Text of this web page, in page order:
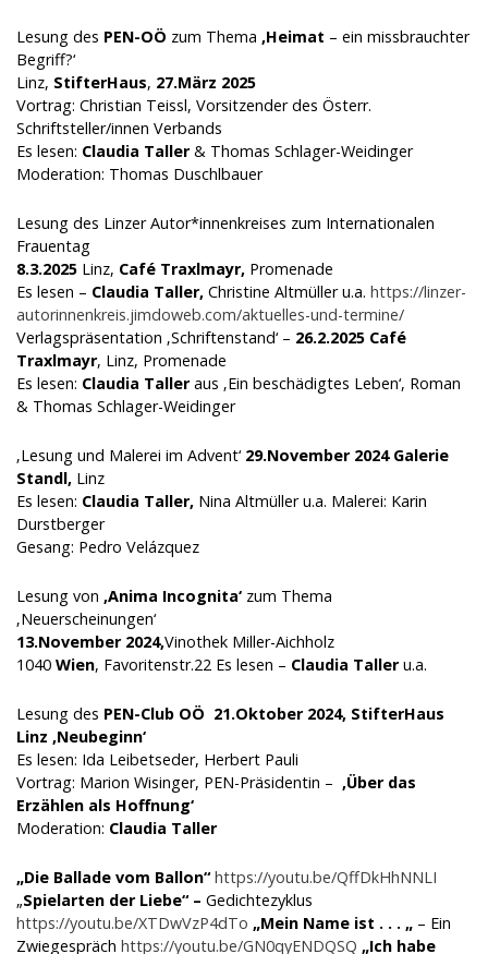
Lesung des PEN-OÖ zum Thema ‚Heimat – ein missbrauchter
Begriff?‘
Linz, StifterHaus, 27.März 2025
Vortrag: Christian Teissl, Vorsitzender des Österr.
Schriftsteller/innen Verbands
Es lesen: Claudia Taller& Thomas Schlager-Weidinger
Moderation: Thomas Duschlbauer
Lesung des Linzer Autor*innenkreises zum Internationalen
Frauentag
8.3.2025 Linz, Café Traxlmayr, Promenade
Es lesen – Claudia Taller, Christine Altmüller u.a. https://linzer-
autorinnenkreis.jimdoweb.com/aktuelles-und-termine/
Verlagspräsentation ‚Schriftenstand‘ – 26.2.2025 Café
Traxlmayr, Linz, Promenade
Es lesen: Claudia Talleraus ‚Ein beschädigtes Leben‘, Roman
& Thomas Schlager-Weidinger
‚Lesung und Malerei im Advent‘ 29.November 2024 Galerie
Standl, Linz
Es lesen: Claudia Taller, Nina Altmüller u.a. Malerei: Karin
Durstberger
Gesang: Pedro Velázquez
Lesung von ‚Anima Incognita‘ zum Thema
‚Neuerscheinungen‘
13.November 2024,Vinothek Miller-Aichholz
1040 Wien, Favoritenstr.22 Es lesen – Claudia Talleru.a.
Lesung des PEN-Club OÖ 21.Oktober 2024, StifterHaus
Linz ‚Neubeginn‘
Es lesen: Ida Leibetseder, Herbert Pauli
Vortrag: Marion Wisinger, PEN-Präsidentin – ‚Über das
Erzählen als Hoffnung‘
Moderation: Claudia Taller
„Die Ballade vom Ballon“ https://youtu.be/QffDkHhNNLI
„Spielarten der Liebe“ – Gedichtezyklus
https://youtu.be/XTDwVzP4dTo „Mein Name ist . . . „ – Ein
Zwiegespräch https://youtu.be/GN0qyENDQSQ „Ich habe